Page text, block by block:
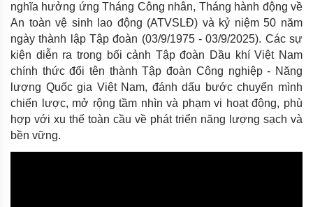
nghĩa hưởng ứng Tháng Công nhân, Tháng hành động về
An toàn vệ sinh lao động (ATVSLĐ) và kỷ niệm 50 năm
ngày thành lập Tập đoàn (03/9/1975 - 03/9/2025). Các sự
kiện diễn ra trong bối cảnh Tập đoàn Dầu khí Việt Nam
chính thức đổi tên thành Tập đoàn Công nghiệp - Năng
lượng Quốc gia Việt Nam, đánh dấu bước chuyển mình
chiến lược, mở rộng tầm nhìn và phạm vi hoạt động, phù
hợp với xu thế toàn cầu về phát triển năng lượng sạch và
bền vững.